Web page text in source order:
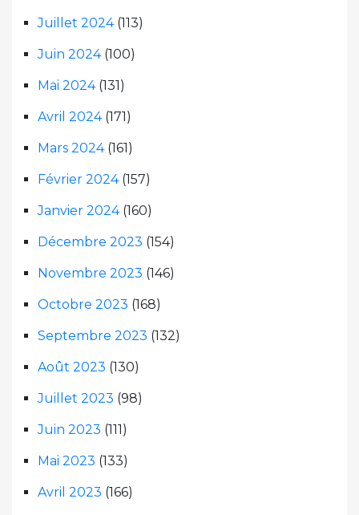
Juillet 2024(113)
Juin 2024(100)
Mai 2024(131)
Avril 2024(171)
Mars 2024(161)
Février 2024(157)
Janvier 2024(160)
Décembre 2023 (154)
Novembre 2023 (146)
Octobre 2023 (168)
Septembre 2023 (132)
Août 2023 (130)
Juillet 2023 (98)
Juin 2023 (111)
Mai 2023 (133)
Avril 2023 (166)